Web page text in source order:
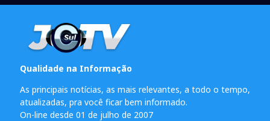
Qualidade na Informação
As principais notícias, as mais relevantes, a todo o tempo,
atualizadas, pra você ficar bem informado.
On-line desde 01 de julho de 2007